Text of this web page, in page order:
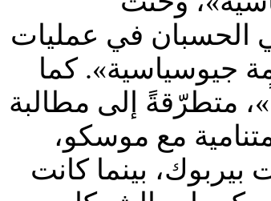
الحسبان في عمليات
جيوسياسية». كما
متطرّقةً إلى مطالبة
مع موسكو،
بيربوك، بينما كانت